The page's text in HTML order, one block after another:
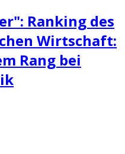
Ranking des
Wirtschaft:
Rang bei